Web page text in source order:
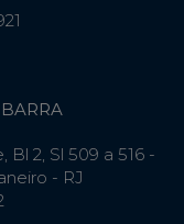
2, Sl 509 a 516 -
- RJ